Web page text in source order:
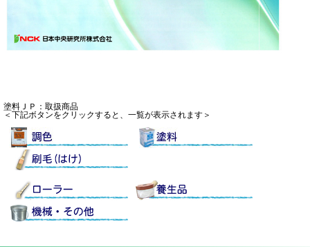
塗料ＪＰ：取扱商品
＜下記ボタンをクリックすると、一覧が表示されます＞